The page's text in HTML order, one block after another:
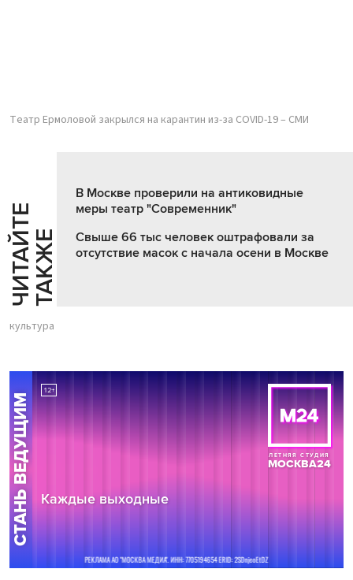
Театр Ермоловой закрылся на карантин из-за COVID-19 – СМИ
Ч
И
Т
АЙ
Т
Е
Т
А
К
ЖЕ
В Москве проверили на антиковидные
меры театр "Современник"
Свыше 66 тыс человек оштрафовали за
отсутствие масок с начала осени в Москве
культура